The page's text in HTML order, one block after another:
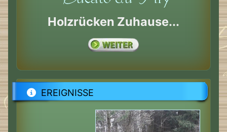
Holzrücken Zuhause...
EREIGNISSE